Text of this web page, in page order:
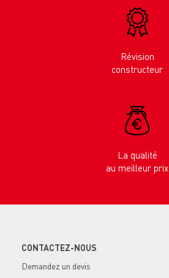
Révision
constructeur
La qualité
au meilleur prix
CONTACTEZ-NOUS
Demandez un devis